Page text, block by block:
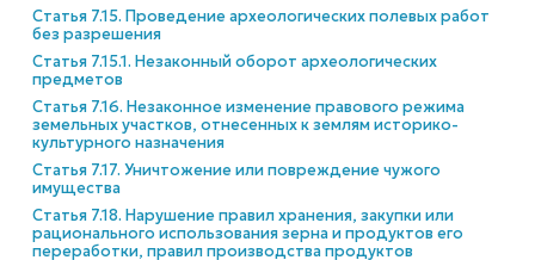
Статья 7.15. Проведение археологических полевых работ
без разрешения
Статья 7.15.1. Незаконный оборот археологических
предметов
Статья 7.16. Незаконное изменение правового режима
земельных участков, отнесенных к землям историко-
культурного назначения
Статья 7.17. Уничтожение или повреждение чужого
имущества
Статья 7.18. Нарушение правил хранения, закупки или
рационального использования зерна и продуктов его
переработки, правил производства продуктов